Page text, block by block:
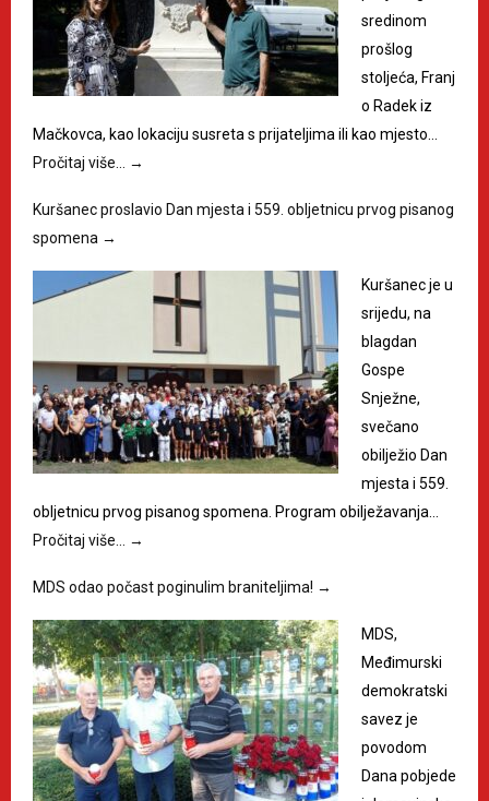
sredinom
prošlog
stoljeća, Franj
o Radek iz
Mačkovca, kao lokaciju susreta s prijateljima ili kao mjesto…
Pročitaj više… →
Kuršanec proslavio Dan mjesta i 559. obljetnicu prvog pisanog
spomena →
Kuršanec je u
srijedu, na
blagdan
Gospe
Snježne,
svečano
obilježio Dan
mjesta i 559.
obljetnicu prvog pisanog spomena. Program obilježavanja…
Pročitaj više… →
MDS odao počast poginulim braniteljima! →
MDS,
Međimurski
demokratski
savez je
povodom
Dana pobjede